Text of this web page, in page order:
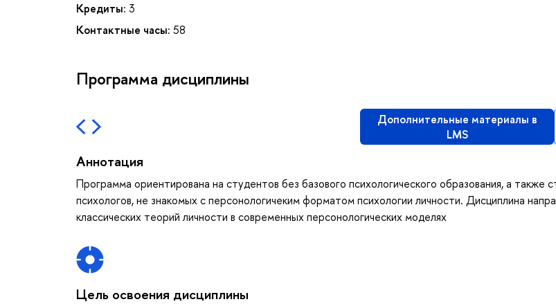
Кредиты: 3
Контактные часы: 58
Программа дисциплины
Дополнительные материалы в
LMS
Аннотация
Программа ориентирована на студентов без базового психологического образования, а также
психологов, не знакомых с персонологичеким форматом психологии личности. Дисциплина
классических теорий личности в современных персонологических моделях
Цель освоения дисциплины